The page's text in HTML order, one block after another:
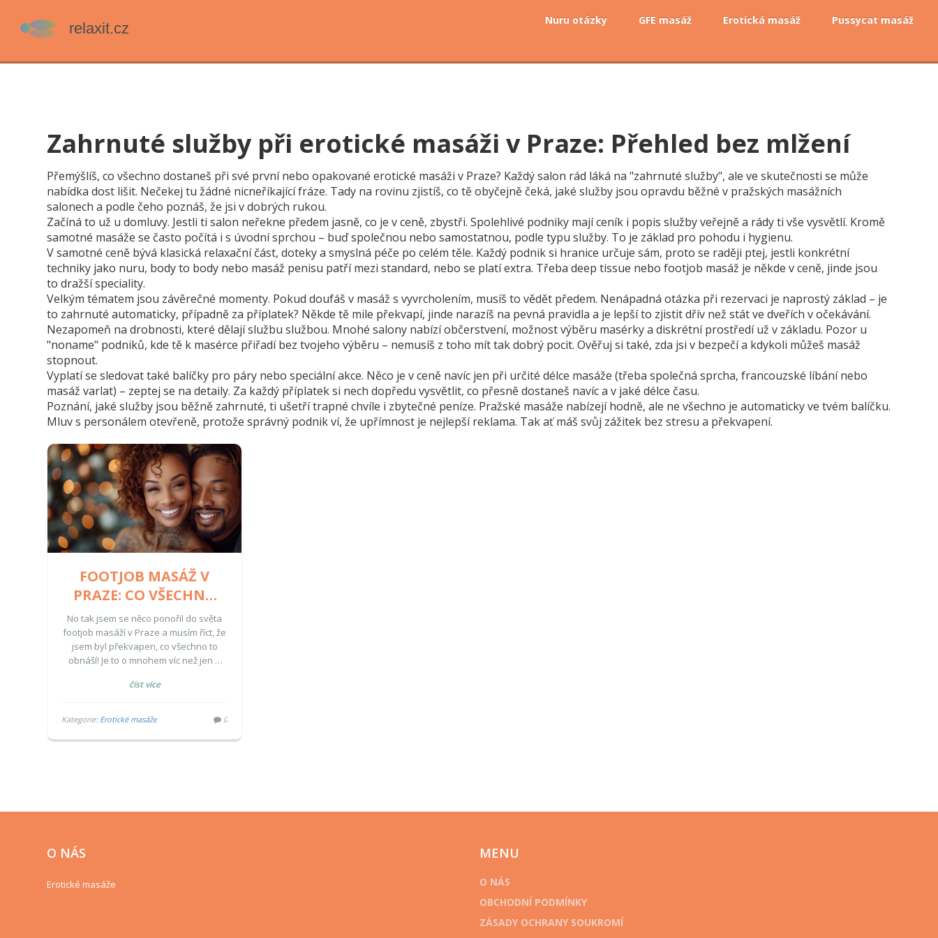
Nuru otázky GFE masáž Erotická masáž Pussycat masáž
Zahrnuté služby při erotické masáži v Praze: Přehled bez mlžení
Přemýšlíš, co všechno dostaneš při své první nebo opakované erotické masáži v Praze? Každý salon rád láká na "zahrnuté služby", ale ve skutečnosti se může
nabídka dost lišit. Nečekej tu žádné nicneříkající fráze. Tady na rovinu zjistíš, co tě obyčejně čeká, jaké služby jsou opravdu běžné v pražských masážních
salonech a podle čeho poznáš, že jsi v dobrých rukou.
Začíná to už u domluvy. Jestli ti salon neřekne předem jasně, co je v ceně, zbystři. Spolehlivé podniky mají ceník i popis služby veřejně a rády ti vše vysvětlí. Kromě
samotné masáže se často počítá i s úvodní sprchou – buď společnou nebo samostatnou, podle typu služby. To je základ pro pohodu i hygienu.
V samotné ceně bývá klasická relaxační část, doteky a smyslná péče po celém těle. Každý podnik si hranice určuje sám, proto se raději ptej, jestli konkrétní
techniky jako nuru, body to body nebo masáž penisu patří mezi standard, nebo se platí extra. Třeba deep tissue nebo footjob masáž je někde v ceně, jinde jsou
to dražší speciality.
Velkým tématem jsou závěrečné momenty. Pokud doufáš v masáž s vyvrcholením, musíš to vědět předem. Nenápadná otázka při rezervaci je naprostý základ – je
to zahrnuté automaticky, případně za příplatek? Někde tě mile překvapí, jinde narazíš na pevná pravidla a je lepší to zjistit dřív než stát ve dveřích v očekávání.
Nezapomeň na drobnosti, které dělají službu službou. Mnohé salony nabízí občerstvení, možnost výběru masérky a diskrétní prostředí už v základu. Pozor u
"noname" podniků, kde tě k masérce přiřadí bez tvojeho výběru – nemusíš z toho mít tak dobrý pocit. Ověřuj si také, zda jsi v bezpečí a kdykoli můžeš masáž
stopnout.
Vyplatí se sledovat také balíčky pro páry nebo speciální akce. Něco je v ceně navíc jen při určité délce masáže (třeba společná sprcha, francouzské líbání nebo
masáž varlat) – zeptej se na detaily. Za každý příplatek si nech dopředu vysvětlit, co přesně dostaneš navíc a v jaké délce času.
Poznání, jaké služby jsou běžně zahrnuté, ti ušetří trapné chvíle i zbytečné peníze. Pražské masáže nabízejí hodně, ale ne všechno je automaticky ve tvém balíčku.
Mluv s personálem otevřeně, protože správný podnik ví, že upřímnost je nejlepší reklama. Tak ať máš svůj zážitek bez stresu a překvapení.
FOOTJOB MASÁŽ V
PRAZE: CO VŠECHNO
ZAHRNUJE?
No tak jsem se něco ponořil do světa
footjob masáží v Praze a musím říct, že
jsem byl překvapen, co všechno to
obnáší! Je to o mnohem víc než jen o
masíruje. Nejprve se můžete těšit na
to, co přijde. Poté vás čeká masáž
technik doteku, tlaku a tření. A věřte mi,
číst více
Kategorie: Erotické masáže 0
O NÁS
Erotické masáže
MENU
O NÁS
OBCHODNÍ PODMÍNKY
ZÁSADY OCHRANY SOUKROMÍ